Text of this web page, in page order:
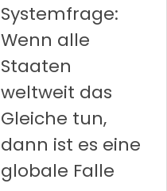
Systemfrage:
Wenn alle
Staaten
weltweit das
Gleiche tun,
dann ist es eine
globale Falle